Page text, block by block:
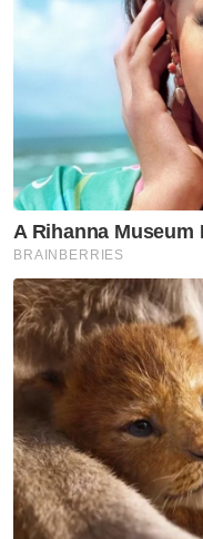
​Bagaimanapun,
kembali sihat
kekangan
memerlukan
menampung kos
perbelanjaan
di hospital
​Sebelum jatuh
berkahwin
kubur selain
kebersihan
tinggalnya sejak
Artikel Berkaitan:
Hampir pitam di
dikejarkan ke IJN
Derita kanser